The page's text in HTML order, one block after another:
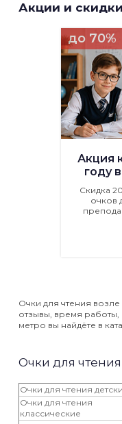
Акции и скидки
до 70%
Акция
году
Скидка
очков
Очки для чтения
отзывы, время
метро вы найдёте в
Очки для
Очки для чтения
Очки для чтения
классические